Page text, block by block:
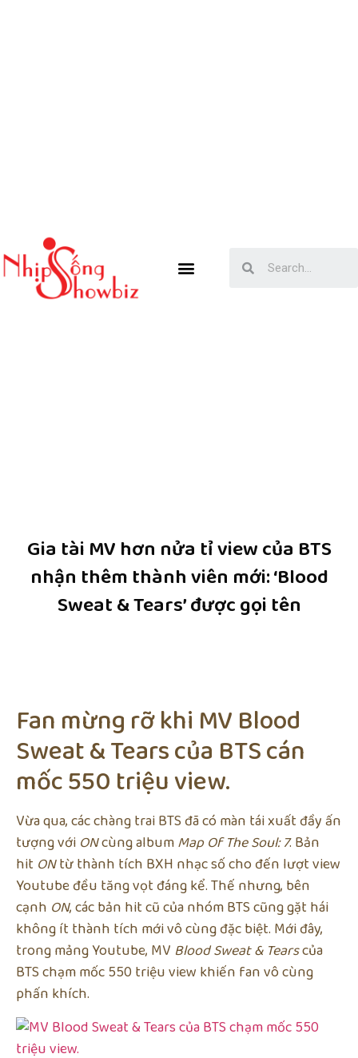
Gia tài MV hơn nửa tỉ view của BTS
nhận thêm thành viên mới: ‘Blood
Sweat & Tears’ được gọi tên
Fan mừng rỡ khi MV Blood
Sweat & Tears của BTS cán
mốc 550 triệu view.
Vừa qua, các chàng trai BTS đã có màn tái xuất đầy ấn
tượng với ONcùng albumMap Of The Soul: 7. Bản
hit ONtừ thành tích BXH nhạc số cho đến lượt view
Youtube đều tăng vọt đáng kể. Thế nhưng, bên
cạnh ON, các bản hit cũ của nhóm BTS cũng gặt hái
không ít thành tích mới vô cùng đặc biệt. Mới đây,
trong mảng Youtube, MV Blood Sweat & Tearscủa
BTS chạm mốc 550 triệu view khiến fan vô cùng
phấn khích.